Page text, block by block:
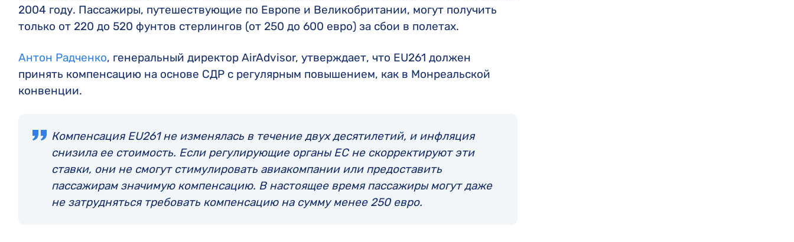
2004 году. Пассажиры, путешествующие по Европе и Великобритании, могут получить
только от 220 до 520 фунтов стерлингов (от 250 до 600 евро) за сбои в полетах.
Антон Радченко, генеральный директор AirAdvisor, утверждает, что EU261 должен
принять компенсацию на основе СДР с регулярным повышением, как в Монреальской
конвенции.
Компенсация EU261 не изменялась в течение двух десятилетий, и инфляция
снизила ее стоимость. Если регулирующие органы ЕС не скорректируют эти
ставки, они не смогут стимулировать авиакомпании или предоставить
пассажирам значимую компенсацию. В настоящее время пассажиры могут даже
не затрудняться требовать компенсацию на сумму менее 250 евро.